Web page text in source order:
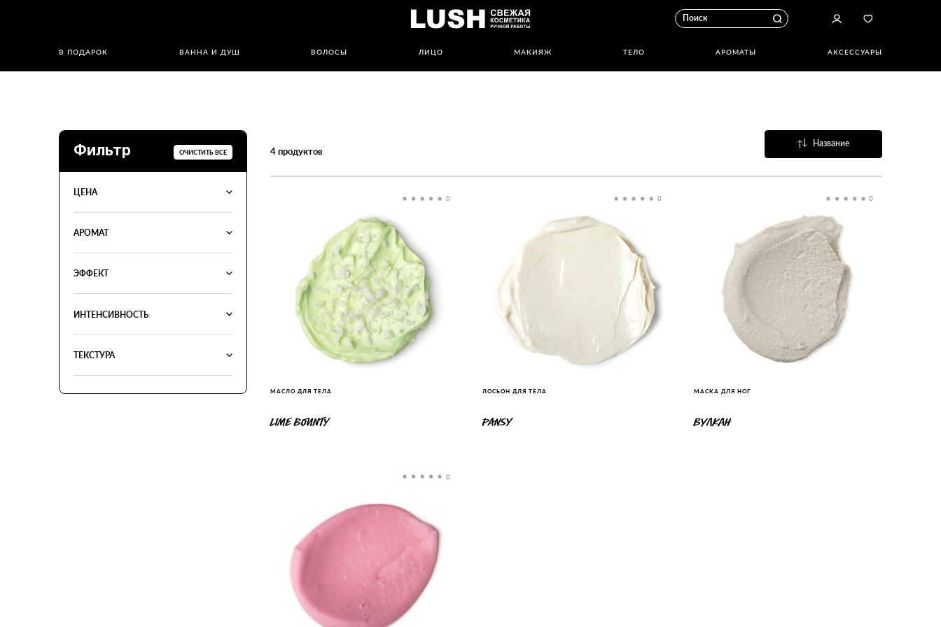
В ПОДАРОК ВАННА И ДУШ ВОЛОСЫ ЛИЦО МАКИЯЖ ТЕЛО АРОМАТЫ АКСЕССУАРЫ
Фильтр
ЦЕНА
АРОМАТ
ЭФФЕКТ
ИНТЕНСИВНОСТЬ
ТЕКСТУРА
ОЧИСТИТЬ ВСЕ 4продуктов
Название
0
МАСЛО ДЛЯ ТЕЛА
LIME BOUNTY
0
ЛОСЬОН ДЛЯ ТЕЛА
PANSY
0
МАСКА ДЛЯ НОГ
ВУЛКАН
0